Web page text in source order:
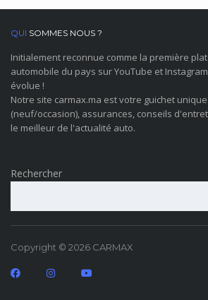
QUI SOMMES NOUS ?
Initialement reconnue comme la première
automobile du pays sur YouTube et
évolue !
Notre site carmax.ma est votre guichet
(neuf/occasion), assurances, conseils
le meilleur de l'actualité auto.
Rechercher
Copyright © 2026 CARMAX